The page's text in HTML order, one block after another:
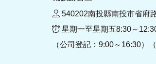
540202南投縣南投市省府
星期一至星期五8:30～
（公司登記：9:00～16:30）